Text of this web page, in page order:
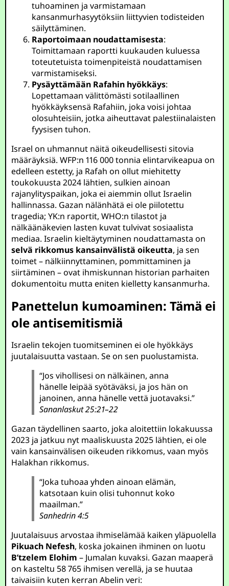
tuhoaminen ja varmistamaan
kansanmurhasyytöksiin liittyvien todisteiden
säilyttäminen.
Raportoimaan noudattamisesta:
Toimittamaan raportti kuukauden kuluessa
toteutetuista toimenpiteistä noudattamisen
varmistamiseksi.
Pysäyttämään Rafahin hyökkäys:
Lopettamaan välittömästi sotilaallinen
hyökkäyksensä Rafahiin, joka voisi johtaa
olosuhteisiin, jotka aiheuttavat palestiinalaisten
fyysisen tuhon.
Israel on uhmannut näitä oikeudellisesti sitovia
määräyksiä. WFP:n 116 000 tonnia elintarvikeapua on
edelleen estetty, ja Rafah on ollut miehitetty
toukokuusta 2024 lähtien, sulkien ainoan
rajanylityspaikan, joka ei aiemmin ollut Israelin
hallinnassa. Gazan nälänhätä ei ole piilotettu
tragedia; YK:n raportit, WHO:n tilastot ja
nälkäänäkevien lasten kuvat tulvivat sosiaalista
mediaa. Israelin kieltäytyminen noudattamasta on
selvä rikkomus kansainvälistä oikeutta, ja sen
toimet – nälkiinnyttaminen, pommittaminen ja
siirtäminen – ovat ihmiskunnan historian parhaiten
dokumentoitu mutta eniten kielletty kansanmurha.
Panettelun kumoaminen: Tämä ei
ole antisemitismiä
Israelin tekojen tuomitseminen ei ole hyökkäys
juutalaisuutta vastaan. Se on sen puolustamista.
“Jos vihollisesi on nälkäinen, anna
hänelle leipää syötäväksi, ja jos hän on
janoinen, anna hänelle vettä juotavaksi.”
Sananlaskut 25:21–22
Gazan täydellinen saarto, joka aloitettiin lokakuussa
2023 ja jatkuu nyt maaliskuusta 2025 lähtien, ei ole
vain kansainvälisen oikeuden rikkomus, vaan myös
Halakhan rikkomus.
“Joka tuhoaa yhden ainoan elämän,
katsotaan kuin olisi tuhonnut koko
maailman.”
Sanhedrin 4:5
Juutalaisuus arvostaa ihmiselämää kaiken yläpuolella
Pikuach Nefesh, koska jokainen ihminen on luotu
B’tzelem Elohim – Jumalan kuvaksi. Gazan maaperä
on kasteltu 58 765 ihmisen verellä, ja se huutaa
taivaisiin kuten kerran Abelin veri: